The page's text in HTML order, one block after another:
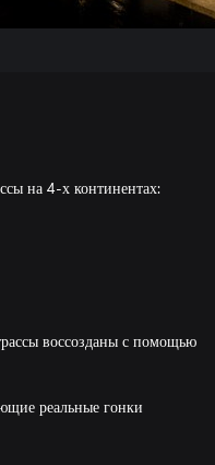
на 4-х континентах:
воссозданы с помощью
реальные гонки